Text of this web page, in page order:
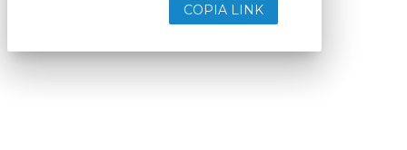
COPIA LINK